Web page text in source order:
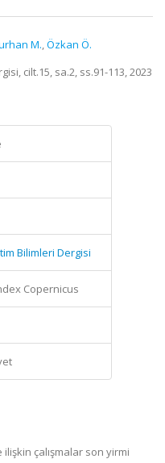
M.,Özkan Ö.
cilt.15, sa.2, ss.91-113, 2023
Bilimleri Dergisi
Copernicus
çalışmalar son yirmi